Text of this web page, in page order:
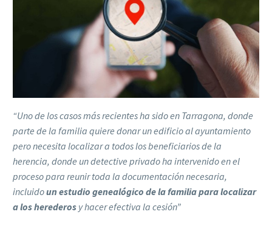
“Uno de los casos más recientes ha sido en Tarragona, donde
parte de la familia quiere donar un edificio al ayuntamiento
pero necesita localizar a todos los beneficiarios de la
herencia, donde un detective privado ha intervenido en el
proceso para reunir toda la documentación necesaria,
incluidoun estudio genealógico de la familia para localizar
a los herederos y hacer efectiva la cesión”